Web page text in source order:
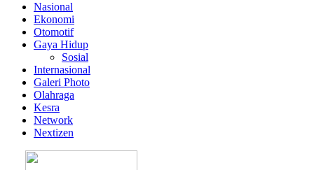
Nasional
Ekonomi
Otomotif
Gaya Hidup
Sosial
Internasional
Galeri Photo
Olahraga
Kesra
Network
Nextizen